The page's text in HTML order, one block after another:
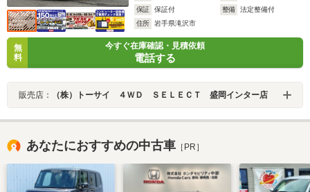
保証
保証付 整備
法定整備付
住所
岩手県滝沢市
無
料
今すぐ在庫確認・見積依頼
電話する
販売店： （株）トーサイ ４ＷＤ ＳＥＬＥＣＴ 盛岡インター店
あなたにおすすめの中古車 ［PR］